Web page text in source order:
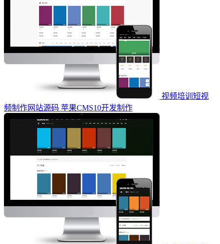
视频培训短视
频制作网站源码 苹果CMS10开发制作